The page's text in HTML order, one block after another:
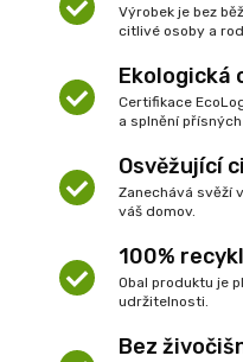
Výrobek je bez
citlivé osoby a
Ekologická
Certifikace
a splnění
Osvěžující
Zanechává svěží
váš domov.
100%
Obal produktu je
udržitelnosti.
Bez